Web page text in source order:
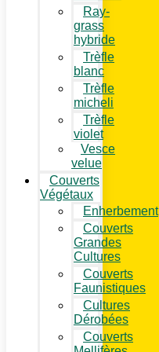
Ray-
grass
hybride
Trèfle
blanc
Trèfle
micheli
Trèfle
violet
Vesce
velue
Couverts
Végétaux
Enherbement
Couverts
Grandes
Cultures
Couverts
Faunistiques
Cultures
Dérobées
Couverts